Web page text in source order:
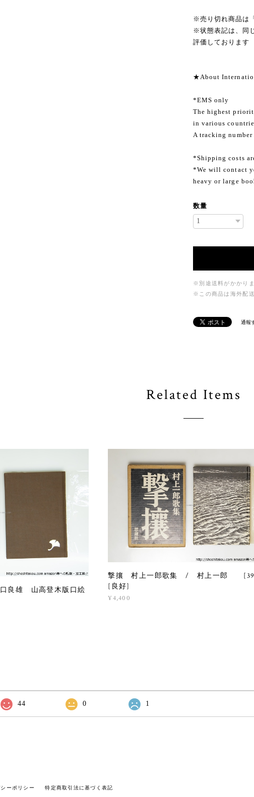
※売り切れ商品は
※状態表記は、同
評価しております
★About
*EMS only
The highest
in various
A tracking number
*Shipping costs
*We will contact
heavy or large
数量
※別途送料がかかりま
※この商品は海外配
通報
Related Items
雄 山高登木版口絵
撃攘 村上一郎歌集 / 村上一郎
[良好]
¥4,400
44 0 1
ーポリシー 特定商取引法に基づく表記